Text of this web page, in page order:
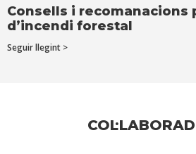
Consells i recomanacions
d’incendi forestal
Seguir llegint >